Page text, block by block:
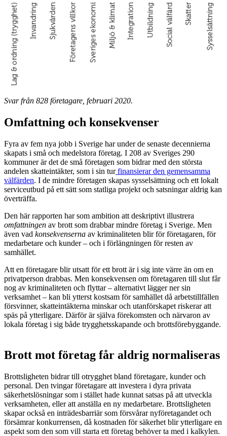
Svar från 828 företagare, februari 2020.
Omfattning och konsekvenser
Fyra av fem nya jobb i Sverige har under de senaste decennierna
skapats i små och medelstora företag. I 208 av Sveriges 290
kommuner är det de små företagen som bidrar med den största
andelen skatteintäkter, som i sin turfinansierar den gemensamma
välfärden. I de mindre företagen skapas sysselsättning och ett lokalt
serviceutbud på ett sätt som statliga projekt och satsningar aldrig kan
överträffa.
Den här rapporten har som ambition att deskriptivt illustrera
omfattningen av brott som drabbar mindre företag i Sverige. Men
även vad konsekvenserna av kriminaliteten blir för företagaren, för
medarbetare och kunder – och i förlängningen för resten av
samhället.
Att en företagare blir utsatt för ett brott är i sig inte värre än om en
privatperson drabbas. Men konsekvensen om företagaren till slut får
nog av kriminaliteten och flyttar – alternativt lägger ner sin
verksamhet – kan bli ytterst kostsam för samhället då arbetstillfällen
försvinner, skatteintäkterna minskar och utanförskapet riskerar att
späs på ytterligare. Därför är själva förekomsten och närvaron av
lokala företag i sig både trygghetsskapande och brottsförebyggande.
Brott mot företag får aldrig normaliseras
Brottsligheten bidrar till otrygghet bland företagare, kunder och
personal. Den tvingar företagare att investera i dyra privata
säkerhetslösningar som i stället hade kunnat satsas på att utveckla
verksamheten, eller att anställa en ny medarbetare. Brottsligheten
skapar också en inträdesbarriär som försvårar nyföretagandet och
försämrar konkurrensen, då kostnaden för säkerhet blir ytterligare en
aspekt som den som vill starta ett företag behöver ta med i kalkylen.